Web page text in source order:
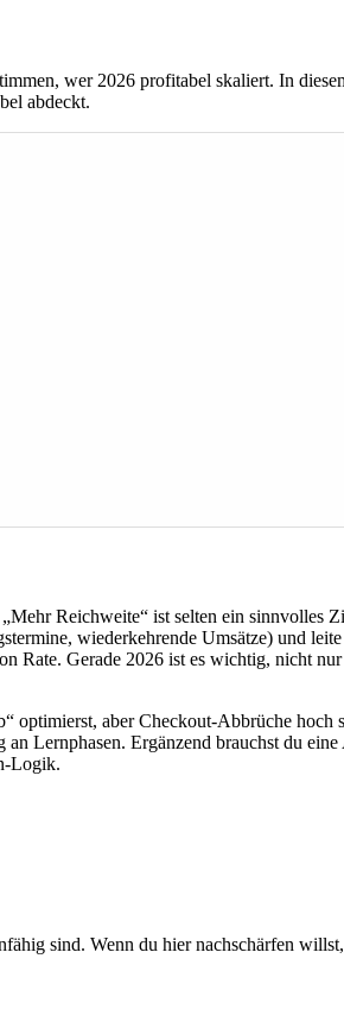
wer 2026 profitabel skaliert. In
abdeckt.
Reichweite“ ist selten ein sinnvolles
wiederkehrende Umsätze) und
Gerade 2026 ist es wichtig, nicht
aber Checkout-Abbrüche
Lernphasen. Ergänzend brauchst du
Logik.
sind. Wenn du hier nachschärfen